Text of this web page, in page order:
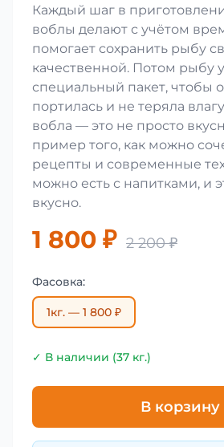
Каждый шаг в
воблы делают с учётом
помогает сохранить рыбу
качественной. Потом рыбу
специальный пакет, чтобы
портилась и не теряла
вобла — это не просто
пример того, как можно
рецепты и современные
можно есть с напитками, и
вкусно.
1 800 ₽ 2 200 ₽
Фасовка:
1кг. — 1 800 ₽
✓ В наличии (37 кг.)
В корзину